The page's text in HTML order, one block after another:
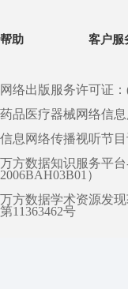
帮助 客户服
网络出版服务许可证
药品医疗器械网络信
信息网络传播视听节
万方数据知识服务平
2006BAH03B01）
万方数据学术资源发
第11363462号